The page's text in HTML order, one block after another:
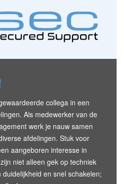
collega in een
Als medewerker van de
werk je nauw samen
afdelingen. Stuk voor
aangeboren interesse in
niet alleen gek op techniek
en snel schakelen;